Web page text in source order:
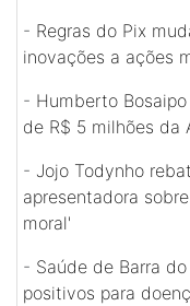
- Regras do Pix
inovações a ações
- Humberto
de R$ 5 milhões da
- Jojo Todynho
apresentadora
moral'
- Saúde de Barra
positivos para